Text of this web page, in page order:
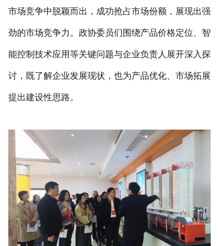
市场竞争中脱颖而出，成功抢占市场份额，展现出强
劲的市场竞争力。政协委员们围绕产品价格定位、智
能控制技术应用等关键问题与企业负责人展开深入探
讨，既了解企业发展现状，也为产品优化、市场拓展
提出建设性思路。